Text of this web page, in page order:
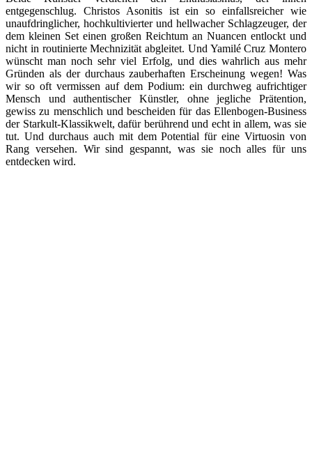
entgegenschlug. Christos Asonitis ist ein so einfallsreicher wie
unaufdringlicher, hochkultivierter und hellwacher Schlagzeuger, der
dem kleinen Set einen großen Reichtum an Nuancen entlockt und
nicht in routinierte Mechnizität abgleitet. Und Yamilé Cruz Montero
wünscht man noch sehr viel Erfolg, und dies wahrlich aus mehr
Gründen als der durchaus zauberhaften Erscheinung wegen! Was
wir so oft vermissen auf dem Podium: ein durchweg aufrichtiger
Mensch und authentischer Künstler, ohne jegliche Prätention,
gewiss zu menschlich und bescheiden für das Ellenbogen-Business
der Starkult-Klassikwelt, dafür berührend und echt in allem, was sie
tut. Und durchaus auch mit dem Potential für eine Virtuosin von
Rang versehen. Wir sind gespannt, was sie noch alles für uns
entdecken wird.